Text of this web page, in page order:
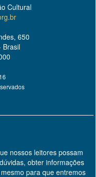
Cultural
650
Brasil
nossos leitores possam
obter informações
para que entremos